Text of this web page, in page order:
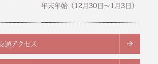
年末年始（12月30日〜1月3日）
通アクセス